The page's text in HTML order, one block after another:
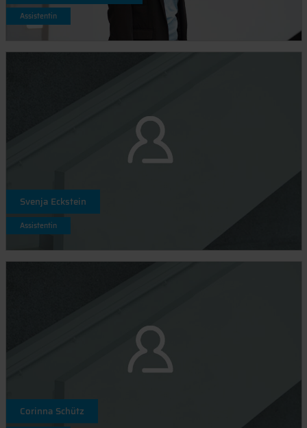
Assistentin
Svenja Eckstein
Assistentin
Corinna Schütz